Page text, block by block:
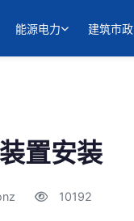
能源电力 建筑市政
置安装
10192